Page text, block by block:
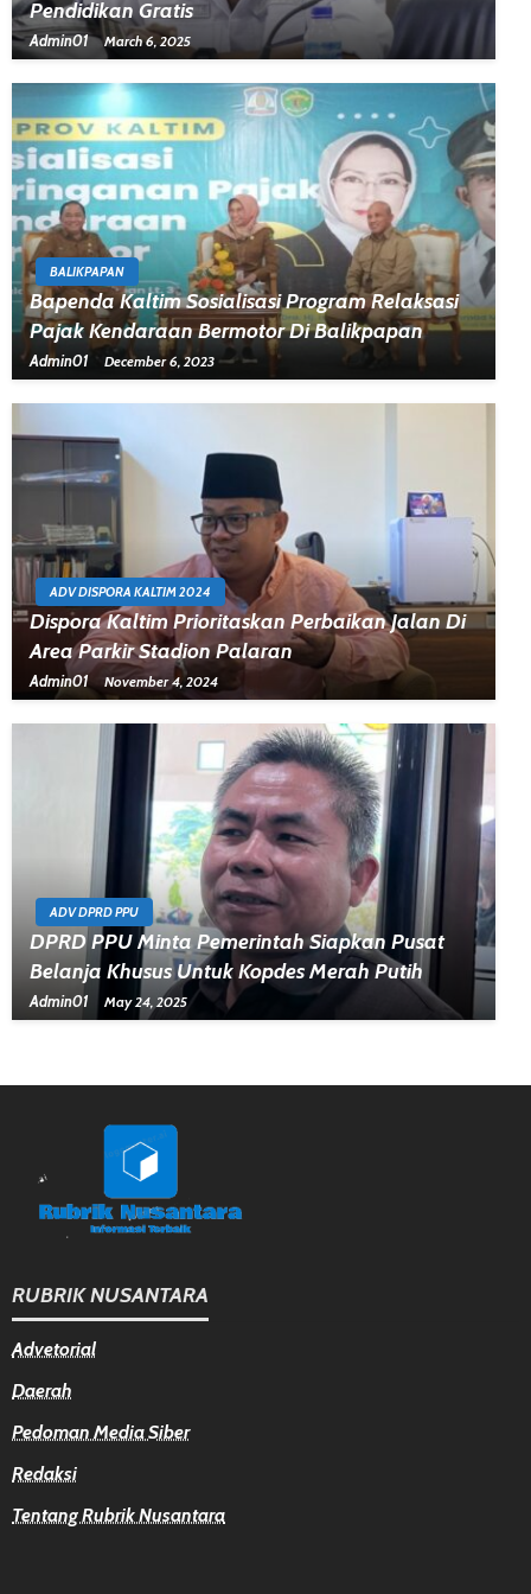
Pendidikan Gratis
Admin01 March 6, 2025
BALIKPAPAN
Bapenda Kaltim Sosialisasi Program Relaksasi
Pajak Kendaraan Bermotor Di Balikpapan
Admin01 December 6, 2023
ADV DISPORA KALTIM 2024
Dispora Kaltim Prioritaskan Perbaikan Jalan Di
Area Parkir Stadion Palaran
Admin01 November 4, 2024
ADV DPRD PPU
DPRD PPU Minta Pemerintah Siapkan Pusat
Belanja Khusus Untuk Kopdes Merah Putih
Admin01 May 24, 2025
RUBRIK NUSANTARA
Advetorial
Daerah
Pedoman Media Siber
Redaksi
Tentang Rubrik Nusantara